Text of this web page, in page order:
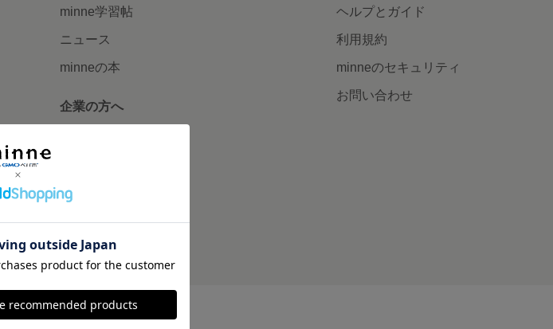
minne学習帖
ニュース
minneの本
企業の方へ
ヘルプとガイド
利用規約
minneのセキュリティ
お問い合わせ
採用情報 メディアキット
All rights reserved.